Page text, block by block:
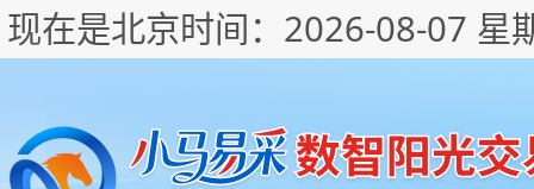
现在是北京时间： 2026-08-07 星